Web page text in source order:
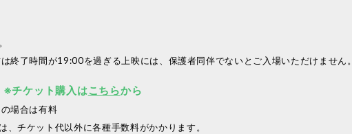
終了時間が19:00を過ぎる上映には、保護者同伴でないとご入場いただけません。
チケット購入はこちらから
場合は有料
チケット代以外に各種手数料がかかります。